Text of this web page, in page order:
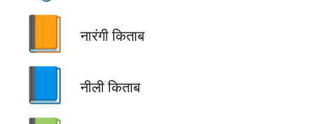
नारंगी किताब
नीली किताब